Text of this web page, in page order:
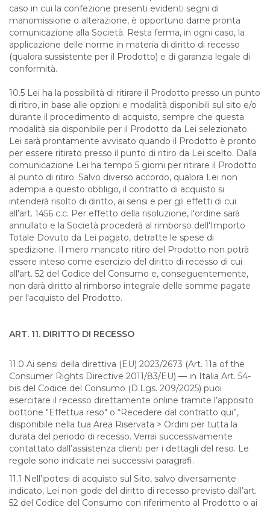
caso in cui la confezione presenti evidenti segni di
manomissione o alterazione, è opportuno darne pronta
comunicazione alla Società. Resta ferma, in ogni caso, la
applicazione delle norme in materia di diritto di recesso
(qualora sussistente per il Prodotto) e di garanzia legale di
conformità.
10.5 Lei ha la possibilità di ritirare il Prodotto presso un punto
di ritiro, in base alle opzioni e modalità disponibili sul sito e/o
durante il procedimento di acquisto, sempre che questa
modalità sia disponibile per il Prodotto da Lei selezionato.
Lei sarà prontamente avvisato quando il Prodotto è pronto
per essere ritirato presso il punto di ritiro da Lei scelto. Dalla
comunicazione Lei ha tempo 5 giorni per ritirare il Prodotto
al punto di ritiro. Salvo diverso accordo, qualora Lei non
adempia a questo obbligo, il contratto di acquisto si
intenderà risolto di diritto, ai sensi e per gli effetti di cui
all’art. 1456 c.c. Per effetto della risoluzione, l'ordine sarà
annullato e la Società procederà al rimborso dell'Importo
Totale Dovuto da Lei pagato, detratte le spese di
spedizione. Il mero mancato ritiro del Prodotto non potrà
essere inteso come esercizio del diritto di recesso di cui
all'art. 52 del Codice del Consumo e, conseguentemente,
non darà diritto al rimborso integrale delle somme pagate
per l'acquisto del Prodotto.
ART. 11. DIRITTO DI RECESSO
11.0 Ai sensi della direttiva (EU) 2023/2673 (Art. 11a of the
Consumer Rights Directive 2011/83/EU) — in Italia Art. 54-
bis del Codice del Consumo (D.Lgs. 209/2025) puoi
esercitare il recesso direttamente online tramite l’apposito
bottone "Effettua reso" o “Recedere dal contratto qui”,
disponibile nella tua Area Riservata > Ordini per tutta la
durata del periodo di recesso. Verrai successivamente
contattato dall’assistenza clienti per i dettagli del reso. Le
regole sono indicate nei successivi paragrafi.
11.1 Nell’ipotesi di acquisto sul Sito, salvo diversamente
indicato, Lei non gode del diritto di recesso previsto dall’art.
52 del Codice del Consumo con riferimento al Prodotto o ai